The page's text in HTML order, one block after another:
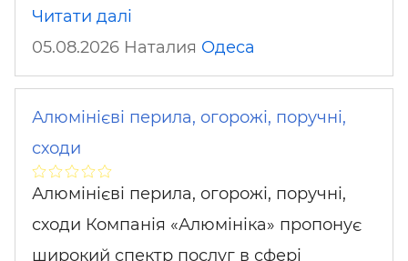
Читати далі
05.08.2026 Наталия Одеса
Алюмінієві перила, огорожі, поручні,
сходи
Алюмінієві перила, огорожі, поручні,
сходи Компанія «Алюмініка» пропонує
широкий спектр послуг в сфері